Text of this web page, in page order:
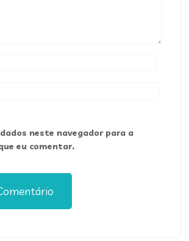
neste navegador para a
eu comentar.